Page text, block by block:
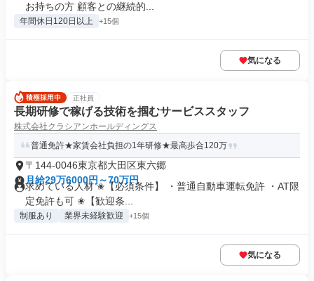
お持ちの方 顧客との継続的...
年間休日120日以上 +15個
気になる
正社員
長期研修で稼げる技術を掴むサービススタッフ
株式会社クラシアンホールディングス
普通免許★家賃会社負担の1年研修★最高歩合120万
〒144-0046東京都大田区東六郷
月給29万6000円～70万円
求めている人材 ✬【必須条件】 ・普通自動車運転免許 ・AT限
定免許も可 ✬【歓迎条...
制服あり 業界未経験歓迎 +15個
気になる